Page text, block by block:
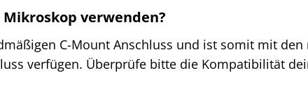
verwenden?
C-Mount Anschluss und ist somit mit
verfügen. Überprüfe bitte die Kompatibilität